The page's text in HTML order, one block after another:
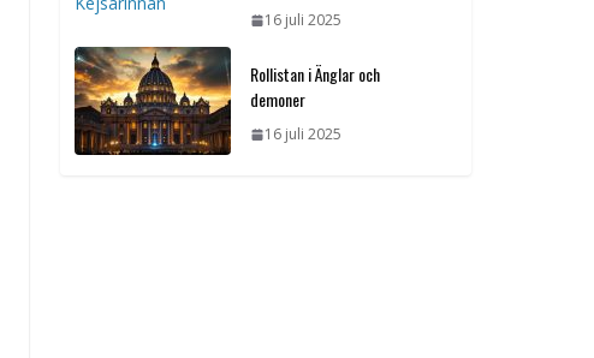
16 juli 2025
Rollistan i Änglar och
demoner
16 juli 2025